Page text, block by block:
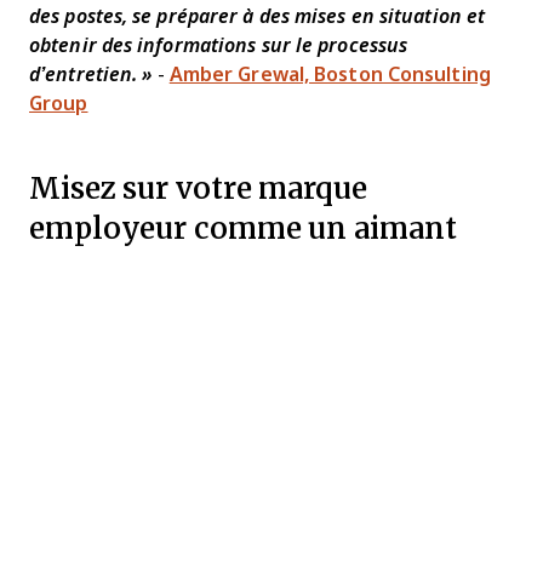
des postes, se préparer à des mises en situation et
obtenir des informations sur le processus
d’entretien. » - Amber Grewal, Boston Consulting
Group
Misez sur votre marque
employeur comme un aimant